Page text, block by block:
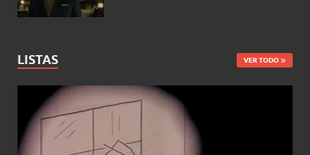
LISTAS VER TODO